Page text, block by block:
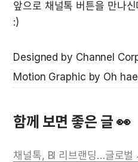
앞으로 채널톡 버튼을 만나
:)
Designed by Channel
Motion Graphic by Oh
함께 보면 좋은 글 👀
채널톡, BI 리브랜딩…글로벌